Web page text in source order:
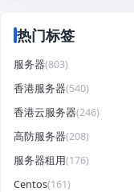
热门标签
服务器(803)
香港服务器(540)
香港云服务器(246)
高防服务器(208)
服务器租用(176)
Centos(161)